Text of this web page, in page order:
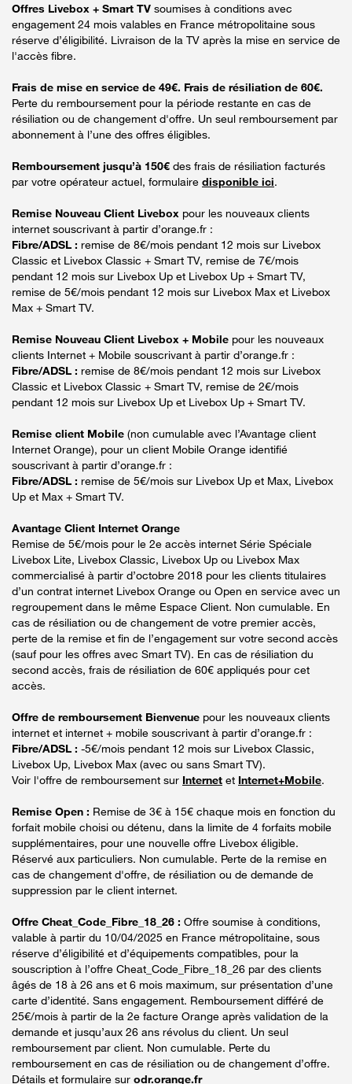
Offres Livebox + Smart TV soumises à conditions avec
engagement 24 mois valables en France métropolitaine sous
réserve d’éligibilité. Livraison de la TV après la mise en service de
l'accès fibre.
Frais de mise en service de 49€. Frais de résiliation de 60€.
Perte du remboursement pour la période restante en cas de
résiliation ou de changement d'offre. Un seul remboursement par
abonnement à l’une des offres éligibles.
Remboursement jusqu’à 150€ des frais de résiliation facturés
par votre opérateur actuel, formulaire disponible ici.
Remise Nouveau Client Livebox pour les nouveaux clients
internet souscrivant à partir d’orange.fr :
Fibre/ADSL : remise de 8€/mois pendant 12 mois sur Livebox
Classic et Livebox Classic + Smart TV, remise de 7€/mois
pendant 12 mois sur Livebox Up et Livebox Up + Smart TV,
remise de 5€/mois pendant 12 mois sur Livebox Max et Livebox
Max + Smart TV.
Remise Nouveau Client Livebox + Mobile pour les nouveaux
clients Internet + Mobile souscrivant à partir d’orange.fr :
Fibre/ADSL : remise de 8€/mois pendant 12 mois sur Livebox
Classic et Livebox Classic + Smart TV, remise de 2€/mois
pendant 12 mois sur Livebox Up et Livebox Up + Smart TV.
Remise client Mobile (non cumulable avec l’Avantage client
Internet Orange), pour un client Mobile Orange identifié
souscrivant à partir d’orange.fr :
Fibre/ADSL : remise de 5€/mois sur Livebox Up et Max, Livebox
Up et Max + Smart TV.
Avantage Client Internet Orange
Remise de 5€/mois pour le 2e accès internet Série Spéciale
Livebox Lite, Livebox Classic, Livebox Up ou Livebox Max
commercialisé à partir d’octobre 2018 pour les clients titulaires
d’un contrat internet Livebox Orange ou Open en service avec un
regroupement dans le même Espace Client. Non cumulable. En
cas de résiliation ou de changement de votre premier accès,
perte de la remise et fin de l’engagement sur votre second accès
(sauf pour les offres avec Smart TV). En cas de résiliation du
second accès, frais de résiliation de 60€ appliqués pour cet
accès.
Offre de remboursement Bienvenue pour les nouveaux clients
internet et internet + mobile souscrivant à partir d’orange.fr :
Fibre/ADSL : -5€/mois pendant 12 mois sur Livebox Classic,
Livebox Up, Livebox Max (avec ou sans Smart TV).
Voir l'offre de remboursement sur Internet et Internet+Mobile.
Remise Open : Remise de 3€ à 15€ chaque mois en fonction du
forfait mobile choisi ou détenu, dans la limite de 4 forfaits mobile
supplémentaires, pour une nouvelle offre Livebox éligible.
Réservé aux particuliers. Non cumulable. Perte de la remise en
cas de changement d'offre, de résiliation ou de demande de
suppression par le client internet.
Offre Cheat_Code_Fibre_18_26 : Offre soumise à conditions,
valable à partir du 10/04/2025 en France métropolitaine, sous
réserve d’éligibilité et d’équipements compatibles, pour la
souscription à l’offre Cheat_Code_Fibre_18_26 par des clients
âgés de 18 à 26 ans et 6 mois maximum, sur présentation d’une
carte d’identité. Sans engagement. Remboursement différé de
25€/mois à partir de la 2e facture Orange après validation de la
demande et jusqu’aux 26 ans révolus du client. Un seul
remboursement par client. Non cumulable. Perte du
remboursement en cas de résiliation ou de changement d’offre.
Détails et formulaire sur odr.orange.fr